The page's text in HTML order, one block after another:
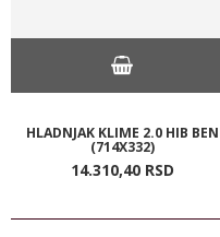
HLADNJAK KLIME 2.0 HIB BEN
(714X332)
14.310,40 RSD